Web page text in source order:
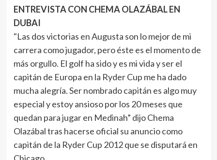
ENTREVISTA CON CHEMA OLAZÁBAL EN
DUBAI
"Las dos victorias en Augusta son lo mejor de mi
carrera como jugador, pero éste es el momento de
más orgullo. El golf ha sido y es mi vida y ser el
capitán de Europa en la Ryder Cup me ha dado
mucha alegría. Ser nombrado capitán es algo muy
especial y estoy ansioso por los 20 meses que
quedan para jugar en Medinah” dijo Chema
Olazábal tras hacerse oficial su anuncio como
capitán de la Ryder Cup 2012 que se disputará en